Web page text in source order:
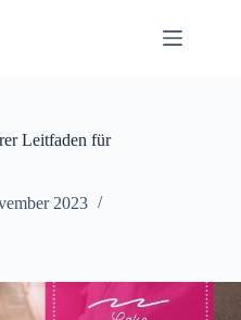
Leitfaden für
2023